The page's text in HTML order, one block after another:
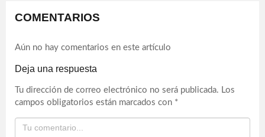
COMENTARIOS
Aún no hay comentarios en este artículo
Deja una respuesta
Tu dirección de correo electrónico no será publicada. Los
campos obligatorios están marcados con *